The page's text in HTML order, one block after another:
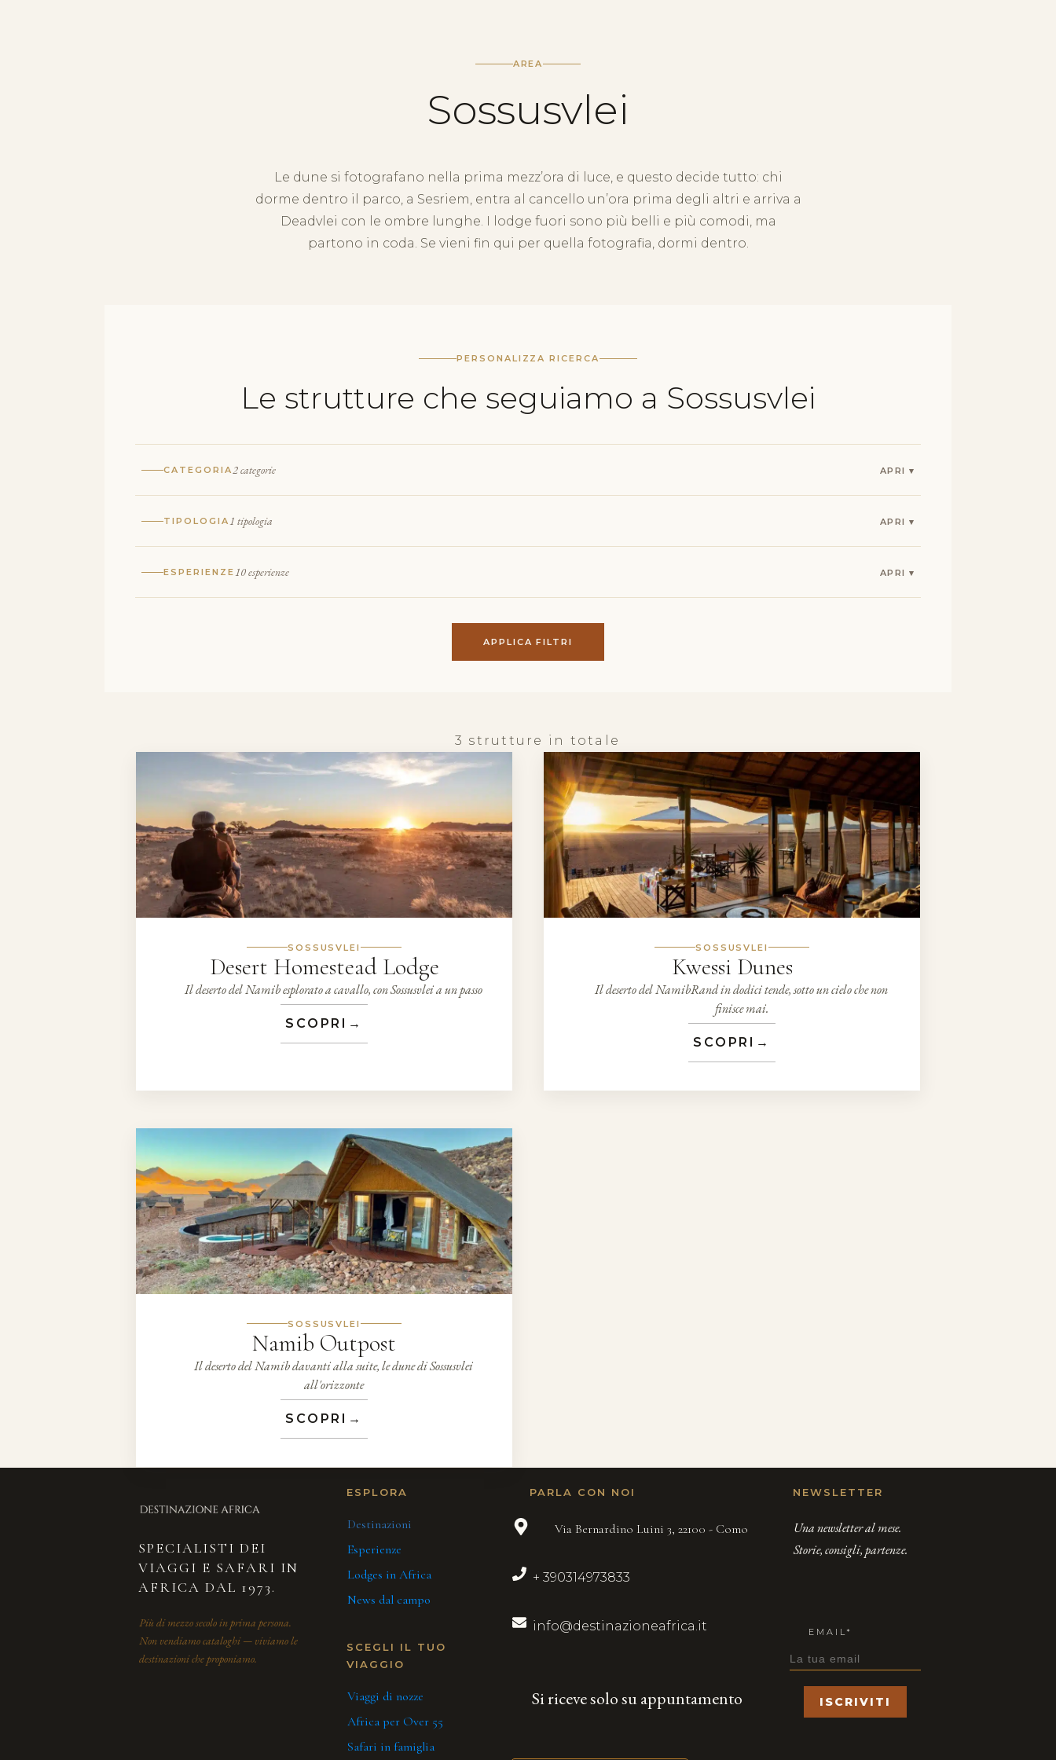
AREA
Sossusvlei
Le dune si fotografano nella prima mezz’ora di luce, e questo decide tutto: chi
dorme dentro il parco, a Sesriem, entra al cancello un’ora prima degli altri e arriva a
Deadvlei con le ombre lunghe. I lodge fuori sono più belli e più comodi, ma
partono in coda. Se vieni fin qui per quella fotografia, dormi dentro.
PERSONALIZZA RICERCA
Le strutture che seguiamo a Sossusvlei
CATEGORIA 2 categorie
TIPOLOGIA 1 tipologia
ESPERIENZE 10 esperienze
APPLICA FILTRI
3 strutture in totale
SOSSUSVLEI
Desert Homestead Lodge
Il deserto del Namib esplorato a cavallo, con Sossusvlei a un passo
SCOPRI →
SOSSUSVLEI
Kwessi Dunes
Il deserto del NamibRand in dodici tende, sotto un cielo che non
finisce mai.
SCOPRI →
SOSSUSVLEI
Namib Outpost
Il deserto del Namib davanti alla suite, le dune di Sossusvlei
all'orizzonte
SCOPRI →
SPECIALISTI DEI
VIAGGI E SAFARI IN
AFRICA DAL 1973.
Più di mezzo secolo in prima persona.
Non vendiamo cataloghi — viviamo le
destinazioni che proponiamo.
ESPLORA
Destinazioni
Esperienze
Lodges in Africa
News dal campo
SCEGLI IL TUO
VIAGGIO
Viaggi di nozze
Africa per Over 55
Safari in famiglia
PARLA CON NOI
Via Bernardino Luini 3, 22100 - Como
+ 390314973833
info@destinazioneafrica.it
Si riceve solo su appuntamento
NEWSLETTER
Una newsletter al mese.
Storie, consigli, partenze.
EMAIL*
ISCRIVITI